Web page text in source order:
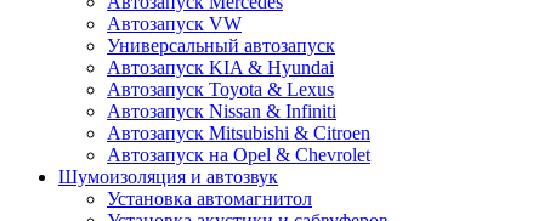
Автозапуск VW
Универсальный автозапуск
Автозапуск KIA & Hyundai
Автозапуск Toyota & Lexus
Автозапуск Nissan & Infiniti
Автозапуск Mitsubishi & Citroen
Автозапуск на Opel & Chevrolet
Шумоизоляция и автозвук
Установка автомагнитол